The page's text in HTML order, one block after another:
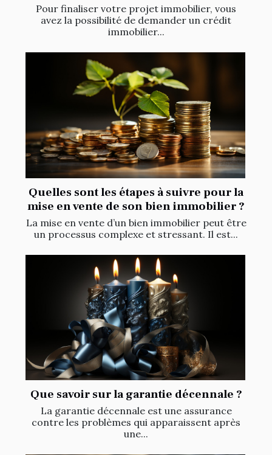
Pour finaliser votre projet immobilier, vous
avez la possibilité de demander un crédit
immobilier...
Quelles sont les étapes à suivre pour la
mise en vente de son bien immobilier ?
La mise en vente d’un bien immobilier peut être
un processus complexe et stressant. Il est...
Que savoir sur la garantie décennale ?
La garantie décennale est une assurance
contre les problèmes qui apparaissent après
une...